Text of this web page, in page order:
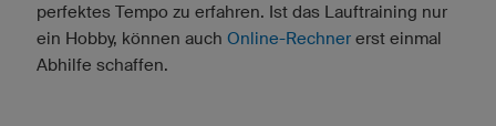
perfektes Tempo zu erfahren. Ist das Lauftraining nur
ein Hobby, können auch Online-Rechner erst einmal
Abhilfe schaffen.